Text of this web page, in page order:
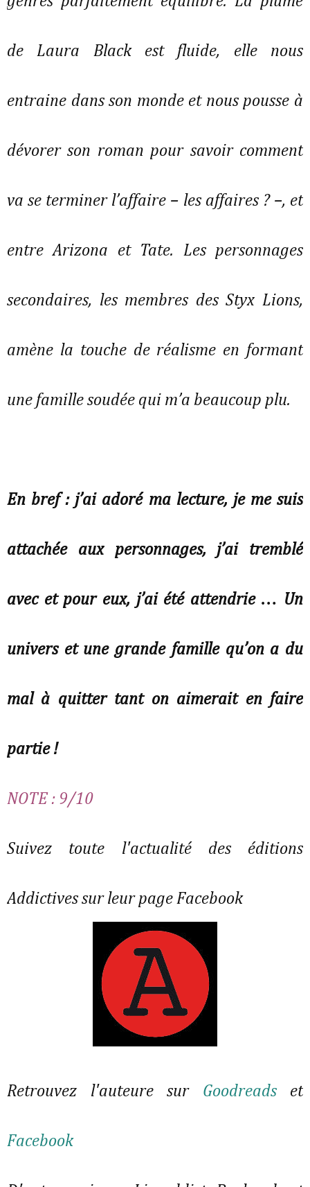
de Laura Black est fluide, elle nous
entraine dans son monde et nous pousse à
dévorer son roman pour savoir comment
va se terminer l’affaire – les affaires ? –, et
entre Arizona et Tate. Les personnages
secondaires, les membres des Styx Lions,
amène la touche de réalisme en formant
une famille soudée qui m’a beaucoup plu.
En bref : j’ai adoré ma lecture, je me suis
attachée aux personnages, j’ai tremblé
avec et pour eux, j’ai été attendrie … Un
univers et une grande famille qu’on a du
mal à quitter tant on aimerait en faire
partie !
NOTE : 9/10
Suivez toute l'actualité des éditions
Addictives sur leur page Facebook
Retrouvez l'auteure sur Goodreadset
Facebook